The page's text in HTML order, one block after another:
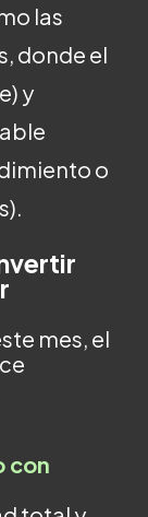
las
donde el
y
o
mes, el
con